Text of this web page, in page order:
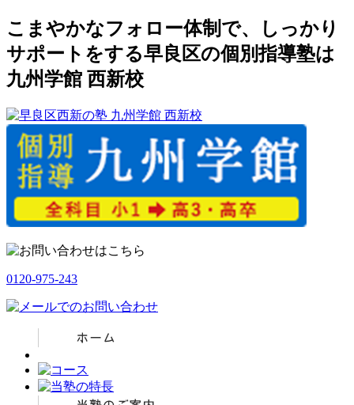
こまやかなフォロー体制で、しっかり
サポートをする早良区の個別指導塾は
九州学館 西新校
0120-975-243